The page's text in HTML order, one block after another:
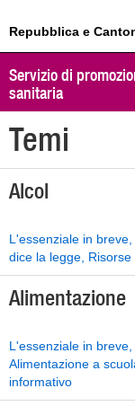
Repubblica e
Servizio di
sanitaria
Temi
Alcol
L'essenziale in
dice la legge,
Alimentazione
L'essenziale in
Alimentazione a
informativo